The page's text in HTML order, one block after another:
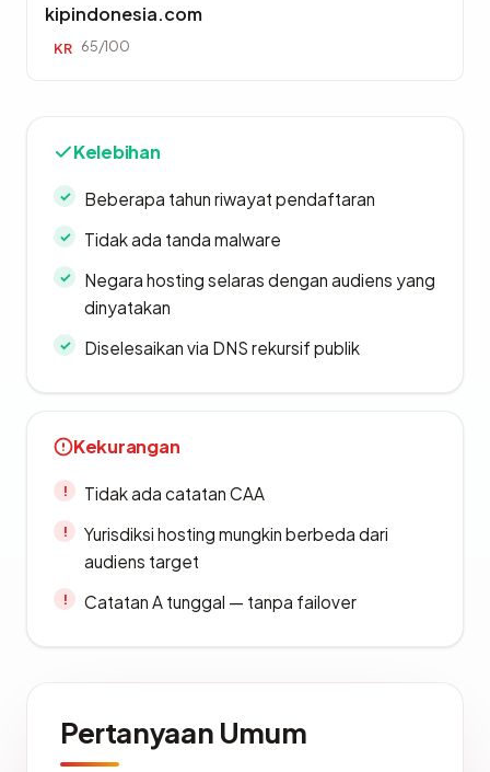
kipindonesia.com
KR 65/100
Kelebihan
Beberapa tahun riwayat pendaftaran
Tidak ada tanda malware
Negara hosting selaras dengan audiens yang
dinyatakan
Diselesaikan via DNS rekursif publik
Kekurangan
Tidak ada catatan CAA
Yurisdiksi hosting mungkin berbeda dari
audiens target
Catatan A tunggal — tanpa failover
Pertanyaan Umum